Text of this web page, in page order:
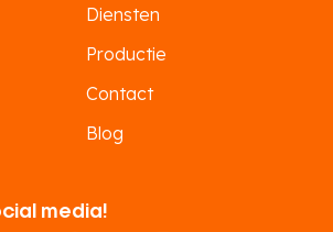
media!
Diensten
Productie
Contact
Blog